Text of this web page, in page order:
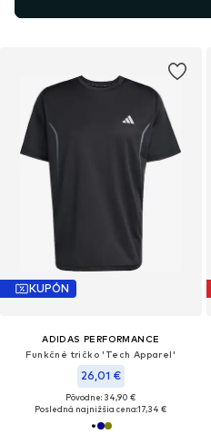
KUPÓN
ADIDAS PERFORMANCE
Funkčné tričko 'Tech Apparel'
26,01 €
Pôvodne: 34,90 €
Posledná najnižšia cena:17,34 €